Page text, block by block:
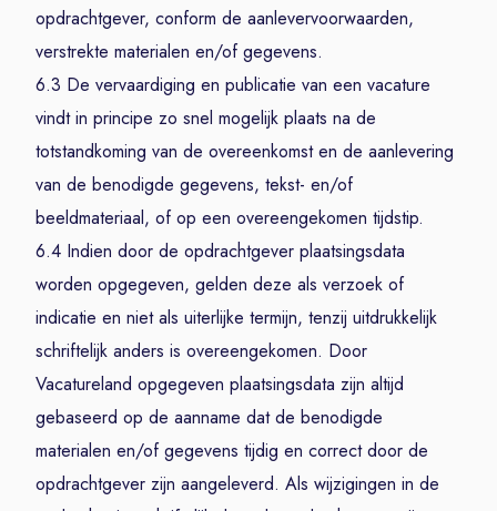
opdrachtgever, conform de aanlevervoorwaarden,
verstrekte materialen en/of gegevens.
6.3 De vervaardiging en publicatie van een vacature
vindt in principe zo snel mogelijk plaats na de
totstandkoming van de overeenkomst en de aanlevering
van de benodigde gegevens, tekst- en/of
beeldmateriaal, of op een overeengekomen tijdstip.
6.4 Indien door de opdrachtgever plaatsingsdata
worden opgegeven, gelden deze als verzoek of
indicatie en niet als uiterlijke termijn, tenzij uitdrukkelijk
schriftelijk anders is overeengekomen. Door
Vacatureland opgegeven plaatsingsdata zijn altijd
gebaseerd op de aanname dat de benodigde
materialen en/of gegevens tijdig en correct door de
opdrachtgever zijn aangeleverd. Als wijzigingen in de